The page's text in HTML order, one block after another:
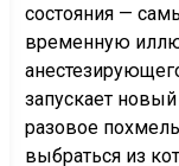
состояния —
временную
запускает
разовое
выбраться из